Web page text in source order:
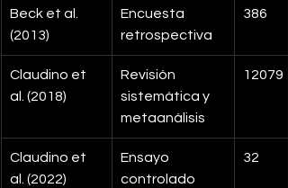
Beck et al.
(2013)
Encuesta
retrospectiva
386
Claudino et
al. (2018)
Revisión
sistemática y
metaanálisis
12079
Claudino et
al. (2022)
Ensayo
controlado
32